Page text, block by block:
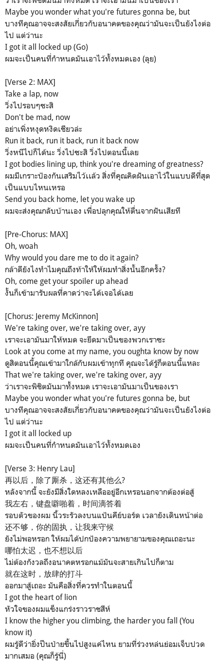
Maybе you wonder what you're futures gonna be, but
บางทีคุณอาจจะสงสัยเกี่ยวกับอนาคตของคุณว่ามันจะเป็นยังไงต่อ
ไป แต่ว่านะ
I got it all locked up (Go)
ผมจะเป็นคนที่กำหนดมันเอาไว้ทั้งหมดเอง (ลุย)
[Verse 2: MAX]
Take a lap, now
วิ่งไปรอบๆซะสิ
Don't be mad, now
อย่าเพิ่งหงุดหงิดเชียวล่ะ
Run it back, run it back, run it back now
วิ่งหนีไปก็ได้นะ วิ่งไปซะสิ วิ่งไปตอนนี้เลย
I got bodies lining up, think you're dreaming of greatness?
ผมมีเกราะป้องกันเสริมไว้เเล้ว สิ่งที่คุณคิดฝันเอาไว้ในแบบดีที่สุด
เป็นแบบไหนเหรอ
Send you back home, let you wake up
ผมจะส่งคุณกลับบ้านเอง เพื่อปลุกคุณให้ตื่นจากฝันเสียที
[Pre-Chorus: MAX]
Oh, woah
Why would you dare me to do it again?
กล้าดียังไงทำไมคุณถึงท้าให้ให้ผมทำสิ่งนั้นอีกครั้ง?
Oh, come get your spoiler up ahead
งั้นก็เข้ามารับผลที่คาดว่าจะได้เจอได้เลย
[Chorus: Jeremy McKinnon]
We're taking over, we're taking over, ayy
เราจะเอามันมาให้หมด จะยึดมาเป็นของพวกเราซะ
Look at you come at my name, you oughta know by now
ดูสิตอนนี้คุณเข้ามาใกล้กับผมเข้าทุกที คุณจะได้รู้ก็ตอนนี้แหละ
That we're taking over, we're taking over, ayy
ว่าเราจะพิชิตมันมาทั้งหมด เราจะเอามันมาเป็นของเรา
Maybe you wonder what you're futures gonna be, but
บางทีคุณอาจจะสงสัยเกี่ยวกับอนาคตของคุณว่ามันจะเป็นยังไงต่อ
ไป แต่ว่านะ
I got it all locked up
ผมจะเป็นคนที่กำหนดมันเอาไว้ทั้งหมดเอง
[Verse 3: Henry Lau]
再以后，除了厮杀，这还有其他么?
หลังจากนี้ จะยังมีสิ่งใดหลงเหลืออยู่อีกเหรอนอกจากต้องต่อสู้
我左右，键盘噼啪着，时间滴答着
รอบตัวของผม นิ้วระรัวลงบนแป้นคีย์บอร์ด เวลายังเดินหน้าต่อ
还不够，你的固执，让我来守候
ยังไม่พอหรอก ให้ผมได้ปกป้องความพยายามของคุณเถอะนะ
哪怕太迟，也不想以后
ไม่ต้องกังวลถึงอนาคตหรอกแม้มันจะสายเกินไปก็ตาม
就在这时，放肆的打斗
ออกมาสู้เถอะ มันคือสิ่งที่ควรทำในตอนนี้
I got the heart of lion
หัวใจของผมแข็งแกร่งราวราชสีห์
I know the higher you climbing, the harder you fall (You
know it)
ผมรู้ดีว่ายิ่งปีนป่ายขึ้นไปสูงแค่ไหน ยามที่ร่วงหล่นย่อมเจ็บปวด
มากเสมอ (คุณก็รู้นี่)